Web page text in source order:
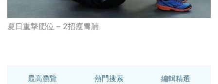
夏日重撃肥位 – 2招瘦胃腩
最高瀏覽 熱門搜索 編輯精選